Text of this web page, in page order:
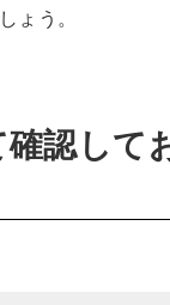
ょう。
認して